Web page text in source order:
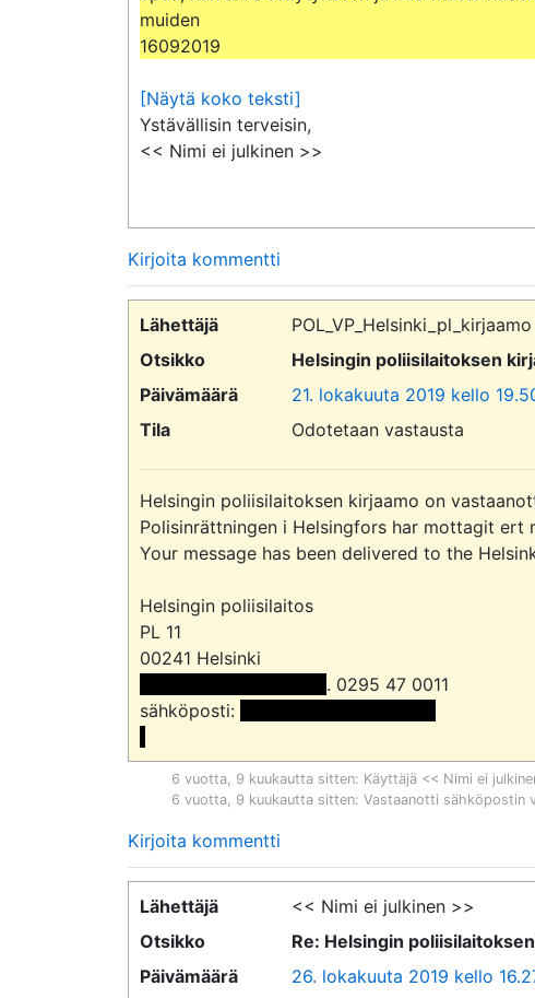
muiden
16092019
[Näytä koko teksti]
Ystävällisin terveisin,
<< Nimi ei julkinen >>
Kirjoita kommentti
Lähettäjä
Otsikko
Helsingin poliisilaitoksen
Päivämäärä
21. lokakuuta 2019 kello
Tila
Odotetaan vastausta
Helsingin poliisilaitoksen kirjaamo on
Polisinrättningen i Helsingfors har mottagit ert
Your message has been delivered to the
Helsingin poliisilaitos
PL 11
. 0295 47 0011
sähköposti:
6 vuotta, 9 kuukautta sitten: Käyttäjä << Nimi ei
6 vuotta, 9 kuukautta sitten: Vastaanotti sähköpostin
Kirjoita kommentti
Lähettäjä
<< Nimi ei julkinen >>
Otsikko
Re: Helsingin
Päivämäärä
26. lokakuuta 2019 kello